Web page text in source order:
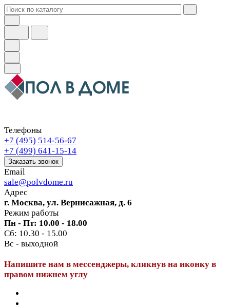
Телефоны
+7 (495) 514-56-67
+7 (499) 641-15-14
Заказать звонок
Email
sale@polvdome.ru
Адрес
г. Москва, ул. Вернисажная, д. 6
Режим работы
Пн - Пт: 10.00 - 18.00
Сб: 10.30 - 15.00
Вс - выходной
Напишите нам в мессенджеры, кликнув на иконку в
правом нижнем углу